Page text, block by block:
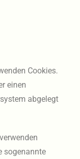
Cookies.
einen
abgelegt
sogenannte